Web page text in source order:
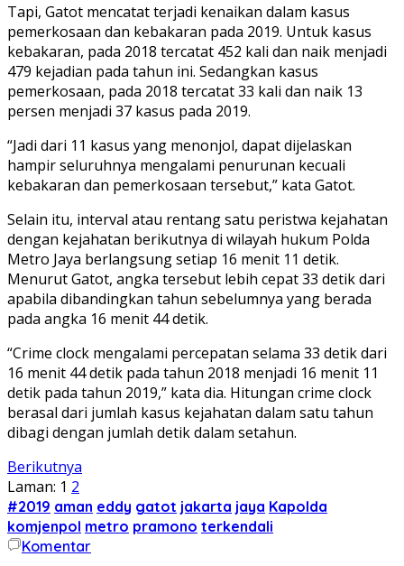
Tapi, Gatot mencatat terjadi kenaikan dalam kasus
pemerkosaan dan kebakaran pada 2019. Untuk kasus
kebakaran, pada 2018 tercatat 452 kali dan naik menjadi
479 kejadian pada tahun ini. Sedangkan kasus
pemerkosaan, pada 2018 tercatat 33 kali dan naik 13
persen menjadi 37 kasus pada 2019.
“Jadi dari 11 kasus yang menonjol, dapat dijelaskan
hampir seluruhnya mengalami penurunan kecuali
kebakaran dan pemerkosaan tersebut,” kata Gatot.
Selain itu, interval atau rentang satu peristwa kejahatan
dengan kejahatan berikutnya di wilayah hukum Polda
Metro Jaya berlangsung setiap 16 menit 11 detik.
Menurut Gatot, angka tersebut lebih cepat 33 detik dari
apabila dibandingkan tahun sebelumnya yang berada
pada angka 16 menit 44 detik.
“Crime clock mengalami percepatan selama 33 detik dari
16 menit 44 detik pada tahun 2018 menjadi 16 menit 11
detik pada tahun 2019,” kata dia. Hitungan crime clock
berasal dari jumlah kasus kejahatan dalam satu tahun
dibagi dengan jumlah detik dalam setahun.
Berikutnya
Laman: 1 2
#2019 aman eddy gatot jakarta jaya Kapolda
komjenpol metro pramono terkendali
Komentar